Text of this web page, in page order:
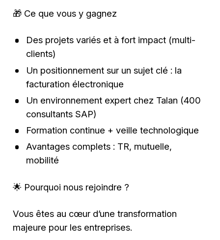
🎁 Ce que vous y gagnez
Des projets variés et à fort impact (multi-
clients)
Un positionnement sur un sujet clé : la
facturation électronique
Un environnement expert chez Talan (400
consultants SAP)
Formation continue + veille technologique
Avantages complets : TR, mutuelle,
mobilité
🌟 Pourquoi nous rejoindre ?
Vous êtes au cœur d’une transformation
majeure pour les entreprises.